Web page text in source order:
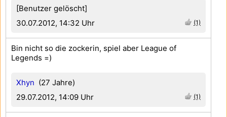
[Benutzer gelöscht]
30.07.2012, 14:32 Uhr
(1)
Xhyn (27 Jahre)
29.07.2012, 14:09 Uhr
(1)
Bin nicht so die zockerin, spiel aber League of
Legends =)